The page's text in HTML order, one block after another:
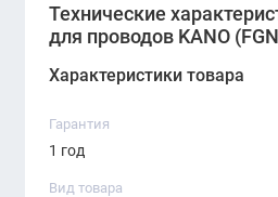
Преимущества:
Эстетичное скрытие
Быстрый доступ к
Технические
для проводов KANO
Характеристики товара
Гарантия
1 год
Вид товара